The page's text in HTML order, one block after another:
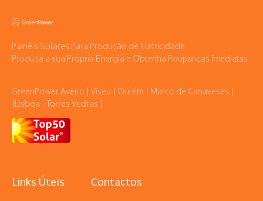
Painéis Solares Para Produção de Eletricidade.
Produza a sua Própria Energia e Obtenha Poupanças Imediatas
GreenPower Aveiro | Viseu | Ourém | Marco de Canaveses |
|Lisboa | Torres Vedras |
Links Úteis Contactos